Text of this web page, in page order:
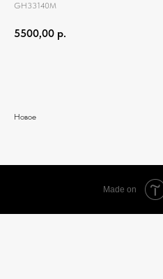
GH33140M
5500,00 р.
Новое
Made on